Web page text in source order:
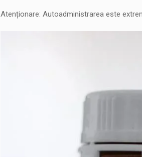
Atenționare: Autoadministrarea este